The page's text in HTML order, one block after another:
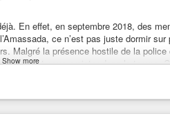
En effet, en septembre 2018, des
ce n’est pas juste dormir
Malgré la présence hostile de la
et nous projeter dans le temps.
Show more